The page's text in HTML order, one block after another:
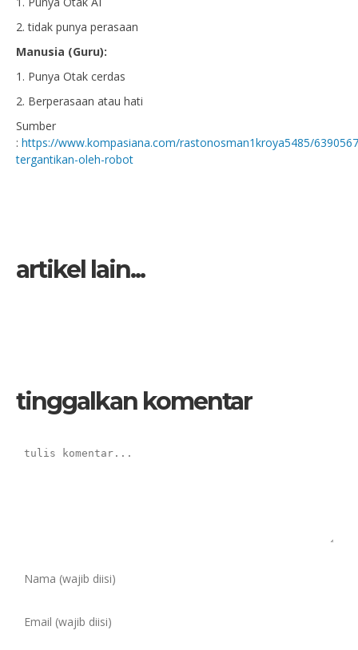
2. tidak punya perasaan
Manusia (Guru):
1. Punya Otak cerdas
2. Berperasaan atau hati
Sumber
: https://www.kompasiana.com/rastonosman1kroya5485/
tergantikan-oleh-robot
artikel lain...
tinggalkan komentar